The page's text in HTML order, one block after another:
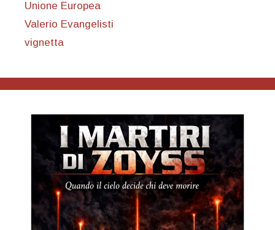
Unione Europea
Valerio Evangelisti
vignetta